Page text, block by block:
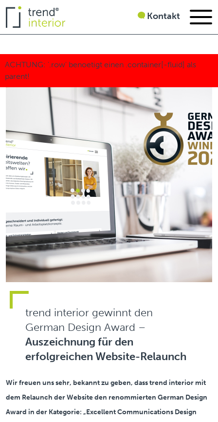
Kontakt
trend interior gewinnt den
German Design Award –
Auszeichnung für den
erfolgreichen Website-Relaunch
Wir freuen uns sehr, bekannt zu geben, dass trend interior mit
dem Relaunch der Website den renommierten German Design
Award in der Kategorie: „Excellent Communications Design